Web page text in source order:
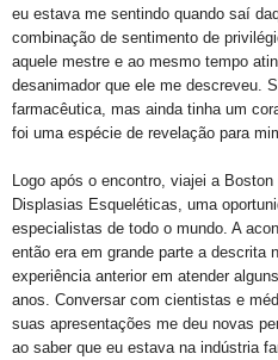
eu estava me sentindo quando saí
combinação de sentimento de
aquele mestre e ao mesmo tempo
desanimador que ele me descreveu.
farmacêutica, mas ainda tinha um
foi uma espécie de revelação para
Logo após o encontro, viajei a
Displasias Esqueléticas, uma
especialistas de todo o mundo. A
então era em grande parte a descrita
experiência anterior em atender
anos. Conversar com cientistas e
suas apresentações me deu novas
ao saber que eu estava na indústria